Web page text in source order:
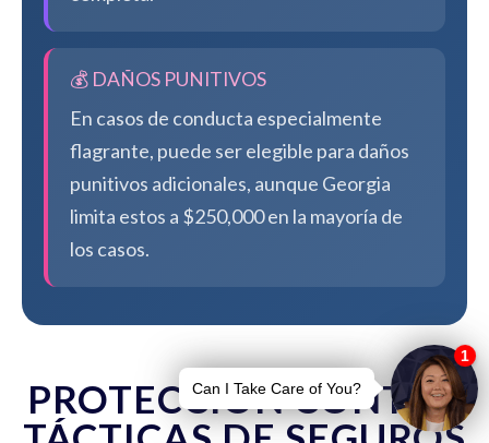
💰 DAÑOS PUNITIVOS
En casos de conducta especialmente
flagrante, puede ser elegible para daños
punitivos adicionales, aunque Georgia
limita estos a $250,000 en la mayoría de
los casos.
PROTECCIÓN CONTRA